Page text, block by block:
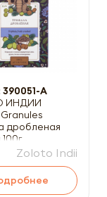
390051-A
ИНДИИ
дробленая
Zoloto Indii